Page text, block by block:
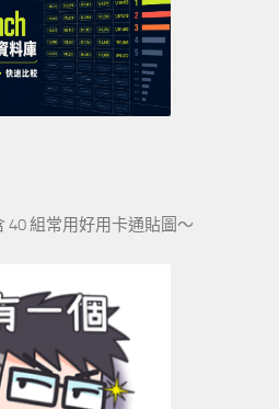
40 組常用好用卡通貼圖～